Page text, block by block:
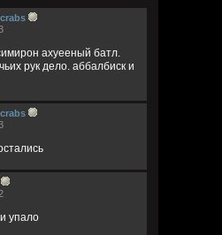
ахуееный батл.
рук дело. аббалбиск и
упало